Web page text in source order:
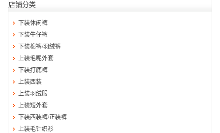
店铺分类
下装休闲裤
下装牛仔裤
下装棉裤/羽绒裤
上装毛呢外套
下装打底裤
上装西装
上装羽绒服
上装短外套
下装西装裤/正装裤
上装毛针织衫